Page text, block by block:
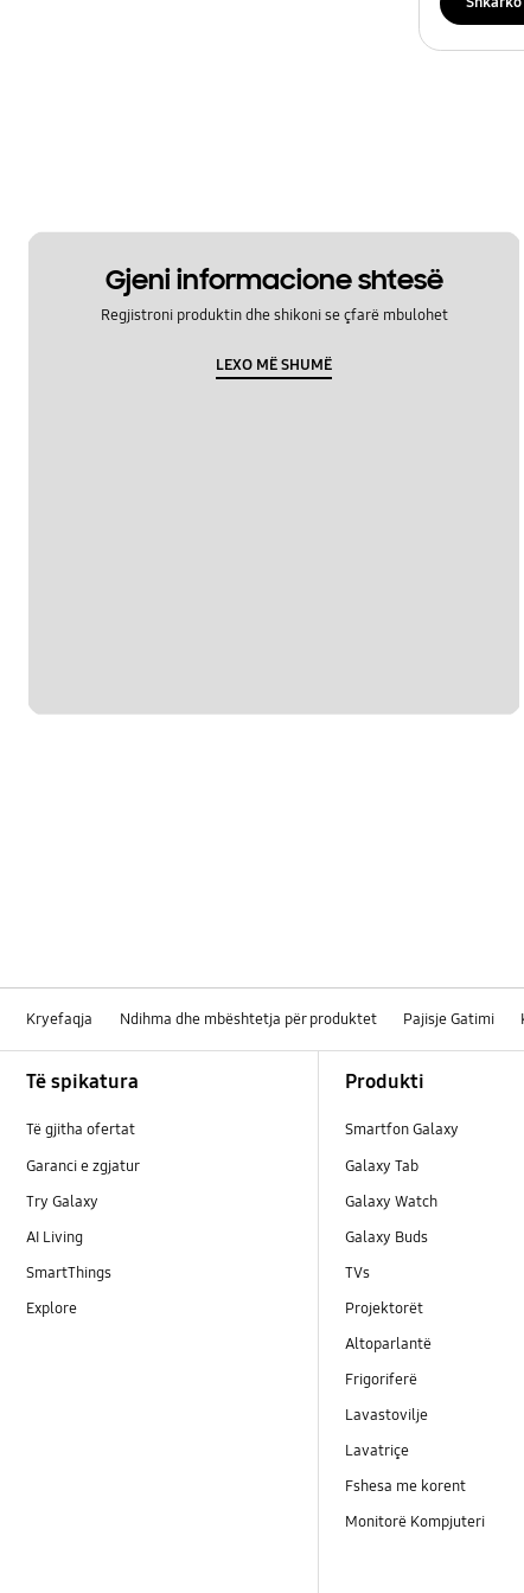
Gjeni informacione shtesë
Regjistroni produktin dhe shikoni se çfarë mbulohet
LEXO MË SHUMË
Kryefaqja Ndihma dhe mbështetja për produktet Pajisje Gatimi
Të spikatura
Të gjitha ofertat
Garanci e zgjatur
Try Galaxy
AI Living
SmartThings
Explore
Produkti
Smartfon Galaxy
Galaxy Tab
Galaxy Watch
Galaxy Buds
TVs
Projektorët
Altoparlantë
Frigoriferë
Lavastovilje
Lavatriçe
Fshesa me korent
Monitorë Kompjuteri